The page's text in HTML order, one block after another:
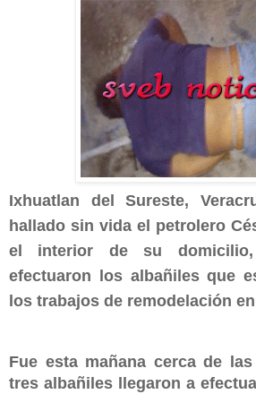
Ixhuatlan del Sureste,
hallado sin vida el petrolero
el interior de su
efectuaron los albañiles que
los trabajos de remodelación
Fue esta mañana cerca de
tres albañiles llegaron a